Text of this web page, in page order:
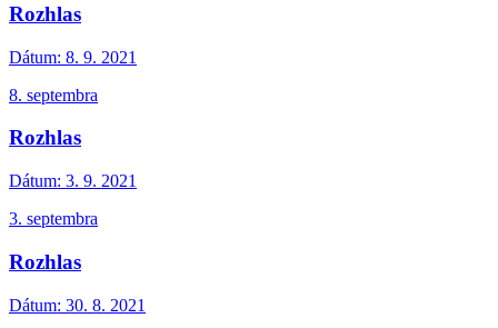
Rozhlas
Dátum: 8. 9. 2021
8. septembra
Rozhlas
Dátum: 3. 9. 2021
3. septembra
Rozhlas
Dátum: 30. 8. 2021